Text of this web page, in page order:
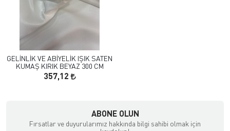
GELİNLİK VE ABİYELİK IŞIK SATEN
KUMAŞ KIRIK BEYAZ 300 CM
357,12
ABONE OLUN
Fırsatlar ve duyurularımız hakkında bilgi sahibi olmak için